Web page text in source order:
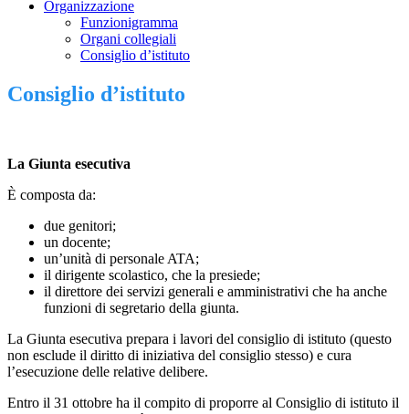
Organizzazione
Funzionigramma
Organi collegiali
Consiglio d’istituto
Consiglio d’istituto
La Giunta esecutiva
È composta da:
due genitori;
un docente;
un’unità di personale ATA;
il dirigente scolastico, che la presiede;
il direttore dei servizi generali e amministrativi che ha anche
funzioni di segretario della giunta.
La Giunta esecutiva prepara i lavori del consiglio di istituto (questo
non esclude il diritto di iniziativa del consiglio stesso) e cura
l’esecuzione delle relative delibere.
Entro il 31 ottobre ha il compito di proporre al Consiglio di istituto il